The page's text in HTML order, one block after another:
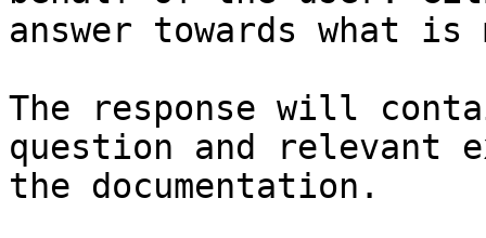
answer towards what
The response will
question and relevant
the documentation.